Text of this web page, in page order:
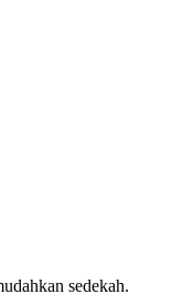
sedekah.